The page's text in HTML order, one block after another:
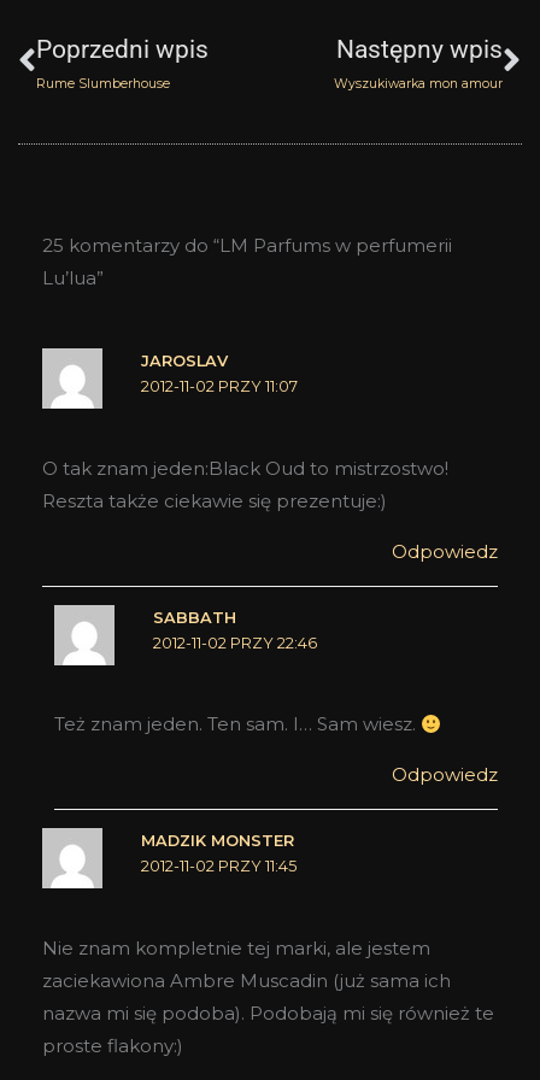
Poprzedni wpis
Rume Slumberhouse
Następny wpis
Wyszukiwarka mon amour
25 komentarzy do “LM Parfums w perfumerii
Lu’lua”
JAROSLAV
2012-11-02 PRZY 11:07
O tak znam jeden:Black Oud to mistrzostwo!
Reszta także ciekawie się prezentuje:)
Odpowiedz
SABBATH
2012-11-02 PRZY 22:46
Też znam jeden. Ten sam. I… Sam wiesz.
Odpowiedz
MADZIK MONSTER
2012-11-02 PRZY 11:45
Nie znam kompletnie tej marki, ale jestem
zaciekawiona Ambre Muscadin (już sama ich
nazwa mi się podoba). Podobają mi się również te
proste flakony:)